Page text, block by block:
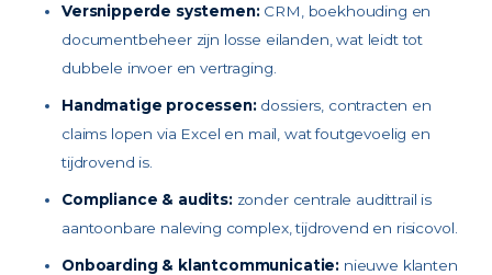
Versnipperde systemen: CRM, boekhouding en
documentbeheer zijn losse eilanden, wat leidt tot
dubbele invoer en vertraging.
Handmatige processen: dossiers, contracten en
claims lopen via Excel en mail, wat foutgevoelig en
tijdrovend is.
Compliance & audits: zonder centrale audittrail is
aantoonbare naleving complex, tijdrovend en risicovol.
Onboarding & klantcommunicatie: nieuwe klanten